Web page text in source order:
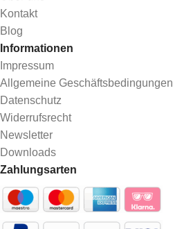
Kontakt
Blog
Informationen
Impressum
Allgemeine Geschäftsbedingungen
Datenschutz
Widerrufsrecht
Newsletter
Downloads
Zahlungsarten